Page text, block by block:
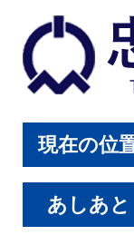
現在の位
あしあと